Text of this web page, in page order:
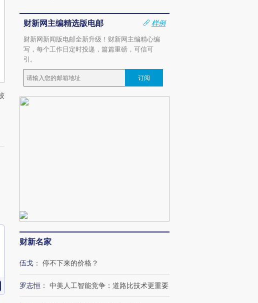
财新网主编精选版电邮
样例
财新网新闻版电邮全新升级！财新网主编精心编
写，每个工作日定时投递，篇篇重磅，可信可
引。
订阅
财新名家
伍戈 ： 停不下来的价格？
罗志恒 ： 中美人工智能竞争：道路比技术更重要